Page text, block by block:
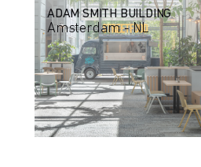
ADAM SMITH BUILDING
Amsterdam - NL